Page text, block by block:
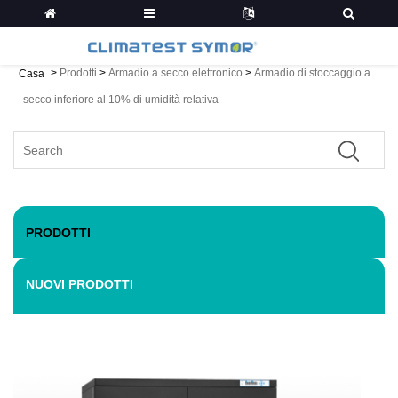
Casa > Prodotti > Armadio a secco elettronico > Armadio di stoccaggio a
secco inferiore al 10% di umidità relativa
PRODOTTI
NUOVI PRODOTTI